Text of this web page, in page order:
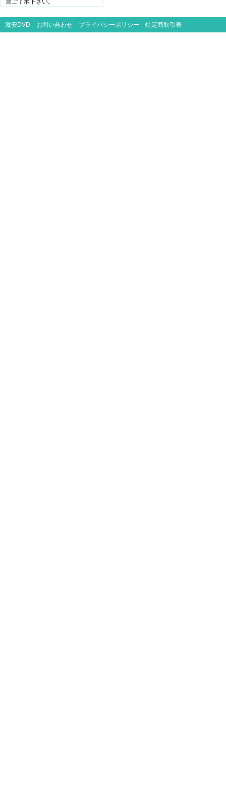
旨ご了承下さい。
激安DVD お問い合わせ プライバシーポリシー 特定商取引表